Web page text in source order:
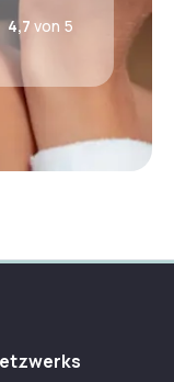
4,7 von 5